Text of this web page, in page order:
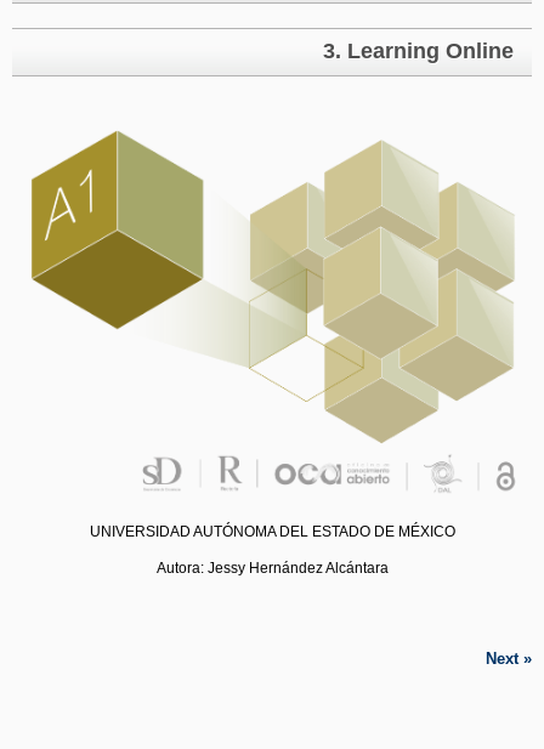
3. Learning Online
UNIVERSIDAD AUTÓNOMA DEL ESTADO DE MÉXICO
Autora: Jessy Hernández Alcántara
Next»